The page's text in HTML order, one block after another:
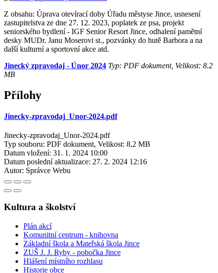
Z obsahu: Úprava otevírací doby Úřadu městyse Jince, usnesení
zastupitelstva ze dne 27. 12. 2023, poplatek ze psa, projekt
seniorského bydlení - IGF Senior Resort Jince, odhalení pamětní
desky MUDr. Janu Moserovi st., pozvánky do hutě Barbora a na
další kulturní a sportovní akce atd.
Jinecký zpravodaj - Únor 2024 Typ: PDF dokument, Velikost: 8.2
MB
Přílohy
Jinecky-zpravodaj_Unor-2024.pdf
Jinecky-zpravodaj_Unor-2024.pdf
Typ souboru: PDF dokument, Velikost: 8,2 MB
Datum vložení: 31. 1. 2024 10:00
Datum poslední aktualizace: 27. 2. 2024 12:16
Autor: Správce Webu
Kultura a školství
Plán akcí
Komunitní centrum - knihovna
Základní škola a Mateřská škola Jince
ZUŠ J. J. Ryby - pobočka Jince
Hlášení místního rozhlasu
Historie obce